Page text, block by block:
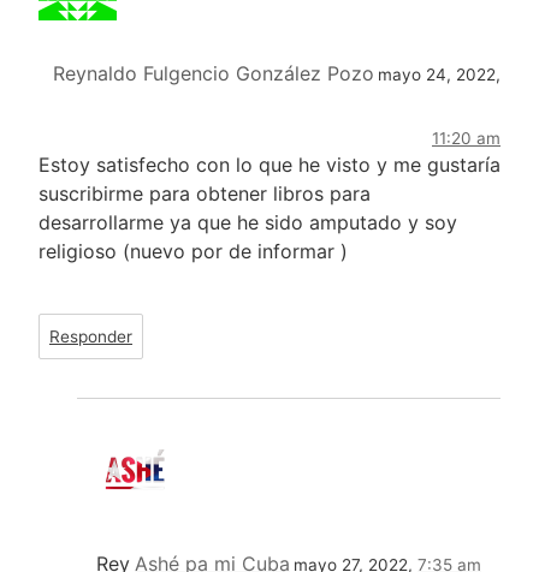
Reynaldo Fulgencio González Pozo mayo 24, 2022,
11:20 am
Estoy satisfecho con lo que he visto y me gustaría
suscribirme para obtener libros para
desarrollarme ya que he sido amputado y soy
religioso (nuevo por de informar )
Responder
Ashé pa mi Cuba mayo 27, 2022, 7:35 am
Rey